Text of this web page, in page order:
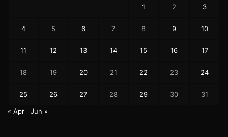
1 2 3
4 5 6 7 8 9 10
11 12 13 14 15 16 17
18 19 20 21 22 23 24
25 26 27 28 29 30 31
« Apr Jun »